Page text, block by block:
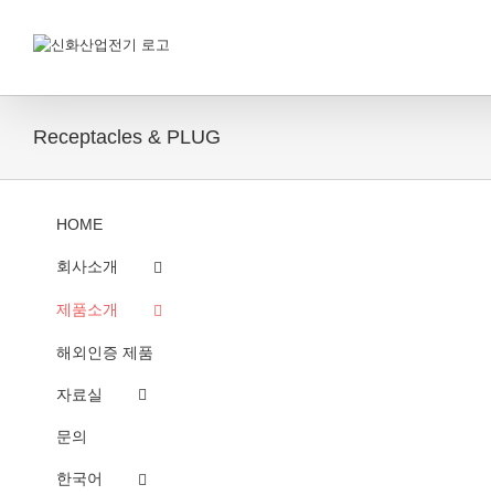
건
Receptacles & PLUG
HOME
회사소개
제품소개
해외인증 제품
자료실
문의
한국어